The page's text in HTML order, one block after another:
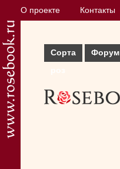
О проекте Контакты
Сорта
Форум